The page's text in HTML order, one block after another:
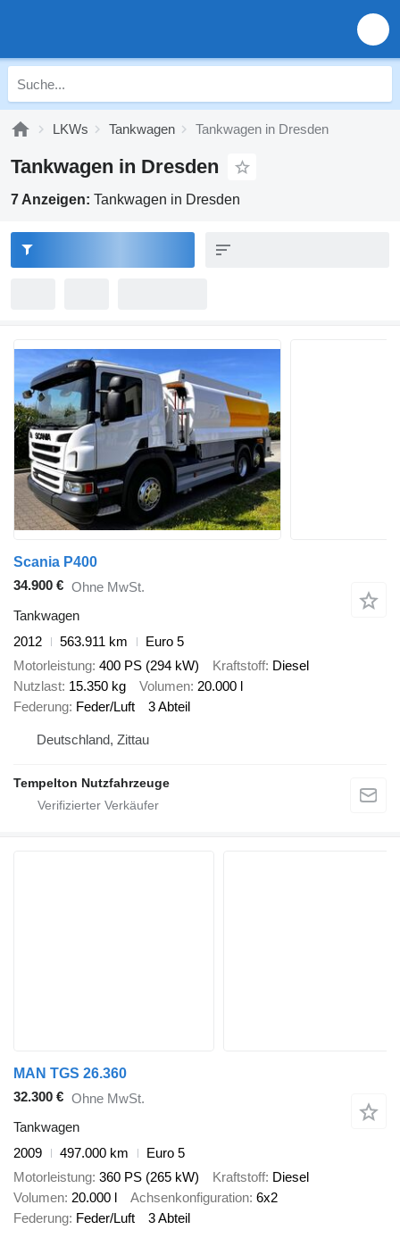
LKWs Tankwagen Tankwagen in Dresden
Tankwagen in Dresden
7 Anzeigen: Tankwagen in Dresden
Scania P400
34.900 € Ohne MwSt.
Tankwagen
2012
563.911 km
Euro 5
Motorleistung 400 PS (294 kW) Kraftstoff Diesel
Nutzlast 15.350 kg Volumen 20.000 l
Federung Feder/Luft 3 Abteil
Deutschland, Zittau
Tempelton Nutzfahrzeuge
MAN TGS 26.360
32.300 € Ohne MwSt.
Tankwagen
2009
497.000 km
Euro 5
Motorleistung 360 PS (265 kW) Kraftstoff Diesel
Volumen 20.000 l Achsenkonfiguration 6x2
Federung Feder/Luft 3 Abteil